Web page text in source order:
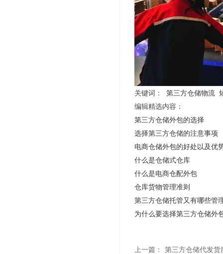
关键词： 第三方仓储物流
编辑精选内容：
第三方仓储外包的选择
选择第三方仓储的注意事项
电商仓储外包的好处以及优
什么是仓储式仓库
什么是电商仓配外包
仓库货物管理准则
第三方仓储托管又有哪些管
为什么要选择第三方仓储外
上一篇：
第三方仓储代发货